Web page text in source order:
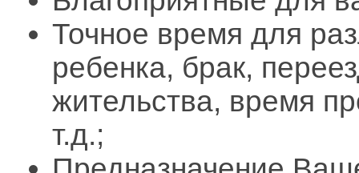
Точное время для
ребенка, брак,
жительства, время
т.д.;